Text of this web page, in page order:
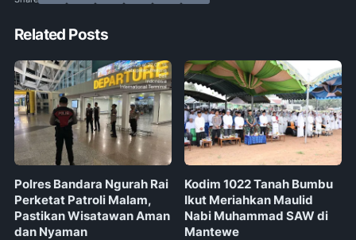
Related Posts
Polres Bandara Ngurah Rai
Perketat Patroli Malam,
Pastikan Wisatawan Aman
dan Nyaman
Kodim 1022 Tanah Bumbu
Ikut Meriahkan Maulid
Nabi Muhammad SAW di
Mantewe